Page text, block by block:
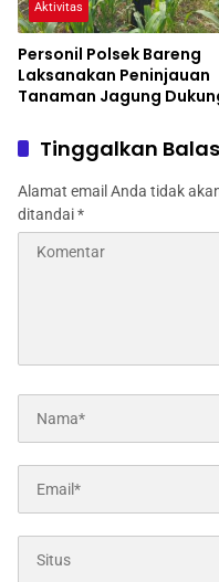
Aktivitas
Personil Polsek Bareng
Laksanakan Peninjauan
Tanaman Jagung
Pangan
Tinggalkan
Alamat email Anda tidak
ditandai*